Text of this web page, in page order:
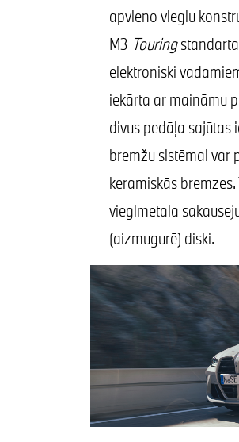
apvieno vieglu
M3 Touring
elektroniski
iekārta ar maināmu
divus pedāļa sajūtas
bremžu sistēmai var
keramiskās
vieglmetāla
(aizmugurē) diski.